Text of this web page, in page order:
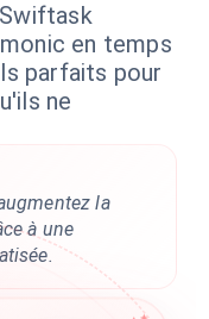
en temps
parfaits pour
ne
la
à une